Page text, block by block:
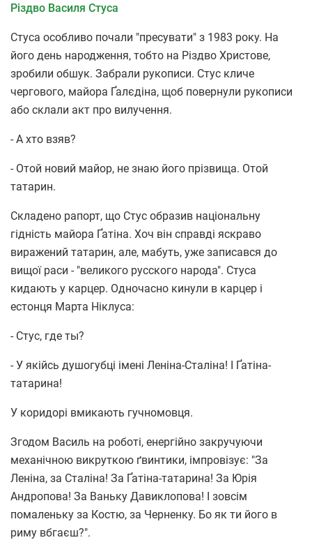
Різдво Василя Стуса
Стуса особливо почали "пресувати" з 1983 року. На
його день народження, тобто на Різдво Христове,
зробили обшук. Забрали рукописи. Стус кличе
чергового, майора Ґалєдіна, щоб повернули рукописи
або склали акт про вилучення.
- А хто взяв?
- Отой новий майор, не знаю його прізвища. Отой
татарин.
Складено рапорт, що Стус образив національну
гідність майора Ґатіна. Хоч він справді яскраво
виражений татарин, але, мабуть, уже записався до
вищої раси - "великого русского народа". Стуса
кидають у карцер. Одночасно кинули в карцер і
естонця Марта Ніклуса:
- Стус, где ты?
- У якійсь душогубці імені Леніна-Сталіна! І Ґатіна-
татарина!
У коридорі вмикають гучномовця.
Згодом Василь на роботі, енергійно закручуючи
механічною викруткою ґвинтики, імпровізує: "За
Леніна, за Сталіна! За Ґатіна-татарина! За Юрія
Андропова! За Ваньку Давиклопова! І зовсім
помаленьку за Костю, за Черненку. Бо як ти його в
риму вбгаєш?".